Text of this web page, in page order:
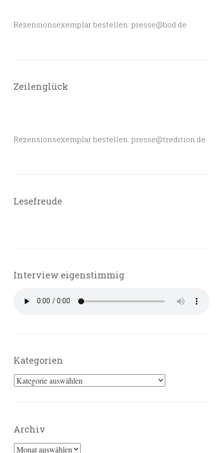
Rezensionsexemplar bestellen: presse@bod.de
Zeilenglück
Rezensionsexemplar bestellen: presse@tredition.de
Lesefreude
Interview eigenstimmig
Kategorien
Kategorien
Archiv
Archiv